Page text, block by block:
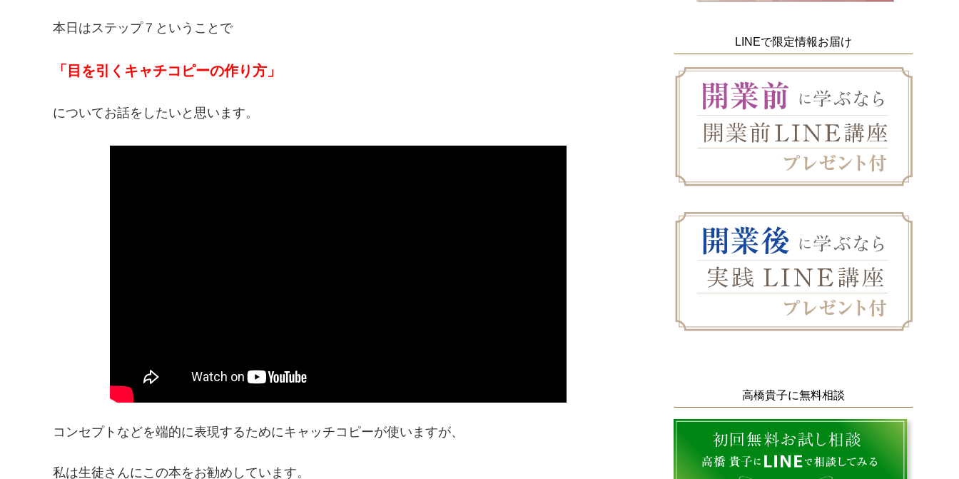
本日はステップ７ということで
「目を引くキャチコピーの作り方」
についてお話をしたいと思います。
コンセプトなどを端的に表現するためにキャッチコピーが使いますが、
私は生徒さんにこの本をお勧めしています。
LINEで限定情報お届け
高橋貴子に無料相談